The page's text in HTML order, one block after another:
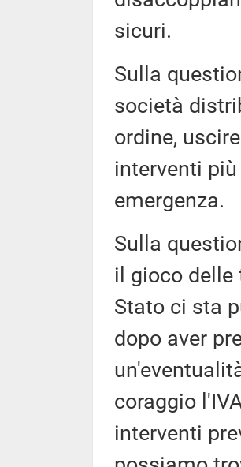
sicuri.
Sulla
società
ordine,
interventi
emergenza.
Sulla
il gioco delle
Stato ci sta
dopo aver
coraggio
interventi